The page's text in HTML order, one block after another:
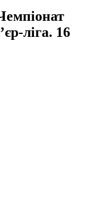
ліга. 16